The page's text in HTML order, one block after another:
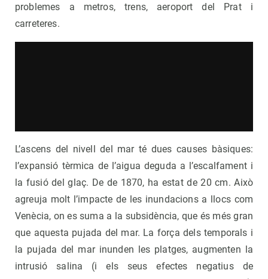
problemes a metros, trens, aeroport del Prat i
carreteres.
L’ascens del nivell del mar té dues causes bàsiques:
l’expansió tèrmica de l’aigua deguda a l’escalfament i
la fusió del glaç. De de 1870, ha estat de 20 cm. Això
agreuja molt l’impacte de les inundacions a llocs com
Venècia, on es suma a la subsidència, que és més gran
que aquesta pujada del mar. La força dels temporals i
la pujada del mar inunden les platges, augmenten la
intrusió salina (i els seus efectes negatius de